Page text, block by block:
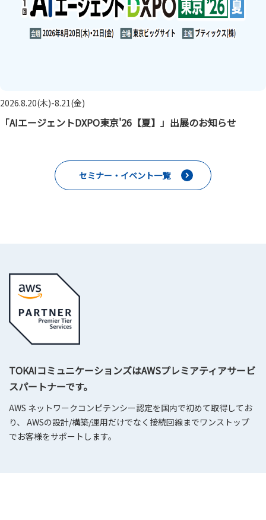
2026.8.20(木)-8.21(金)
「AIエージェントDXPO東京'26【夏】」出展のお知らせ
セミナー・イベント一覧
TOKAIコミュニケーションズはAWSプレミアティアサービ
スパートナーです。
AWS ネットワークコンピテンシー認定を国内で初めて取得してお
り、 AWSの設計/構築/運用だけでなく接続回線までワンストップ
でお客様をサポートします。